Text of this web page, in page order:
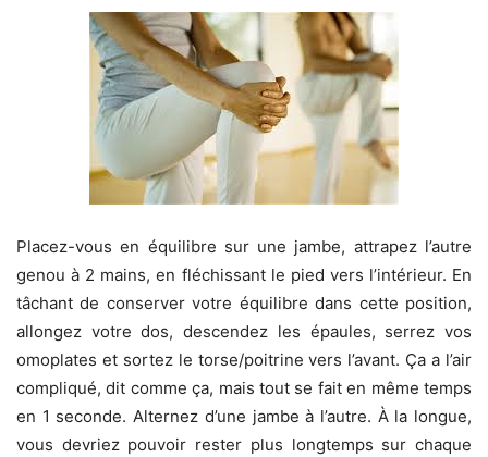
Placez-vous en équilibre sur une jambe, attrapez l’autre
genou à 2 mains, en fléchissant le pied vers l’intérieur. En
tâchant de conserver votre équilibre dans cette position,
allongez votre dos, descendez les épaules, serrez vos
omoplates et sortez le torse/poitrine vers l’avant. Ça a l’air
compliqué, dit comme ça, mais tout se fait en même temps
en 1 seconde. Alternez d’une jambe à l’autre. À la longue,
vous devriez pouvoir rester plus longtemps sur chaque